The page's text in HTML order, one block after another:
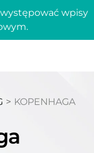
wpisy
> KOPENHAGA